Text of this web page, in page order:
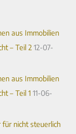
aus Immobilien
– Teil 2 12-07-
aus Immobilien
– Teil 1 11-06-
nicht steuerlich